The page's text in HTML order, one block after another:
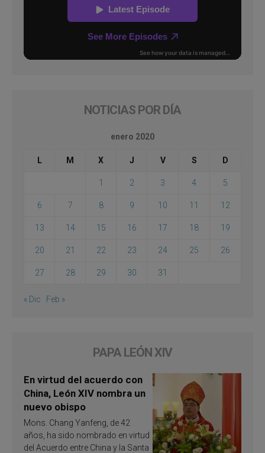
NOTICIAS POR DÍA
enero 2020
L M X J V S D
1 2 3 4 5
6 7 8 9 10 11 12
13 14 15 16 17 18 19
20 21 22 23 24 25 26
27 28 29 30 31
« Dic Feb »
PAPA LEÓN XIV
En virtud del acuerdo con
China, León XIV nombra un
nuevo obispo
Mons. Chang Yanfeng, de 42
años, ha sido nombrado en virtud
del Acuerdo entre China y la Santa